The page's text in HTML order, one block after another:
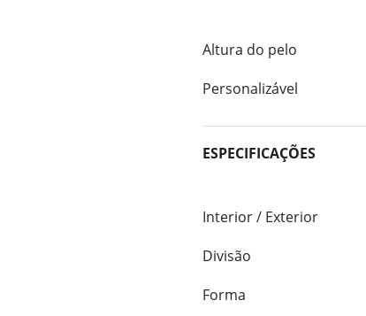
Altura do pelo
Personalizável
ESPECIFICAÇÕES
Interior / Exterior
Divisão
Forma